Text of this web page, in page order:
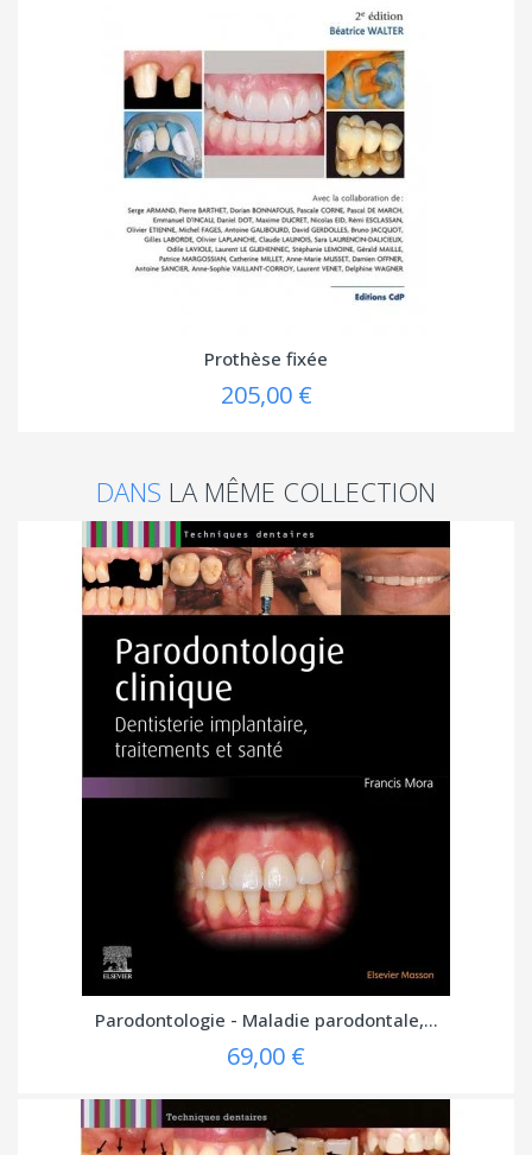
Prothèse fixée
205,00 €
DANS LA MÊME COLLECTION
Parodontologie - Maladie parodontale,...
69,00 €